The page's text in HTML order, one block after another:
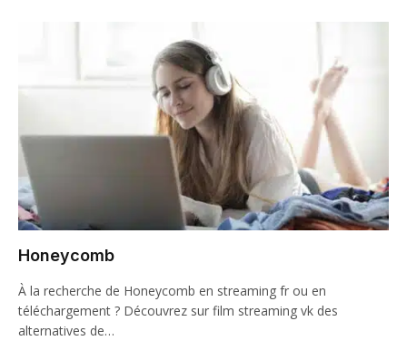
Honeycomb
À la recherche de Honeycomb en streaming fr ou en
téléchargement ? Découvrez sur film streaming vk des
alternatives de…